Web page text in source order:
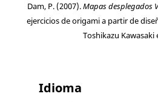
Dam, P. (2007).Mapas desplegados V
ejercicios de origami a partir de
Toshikazu Kawasaki
Idioma